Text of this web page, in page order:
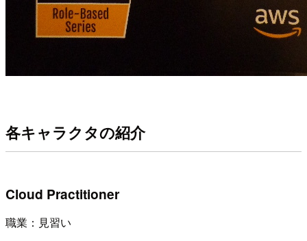
各キャラクタの紹介
Cloud Practitioner
職業：見習い